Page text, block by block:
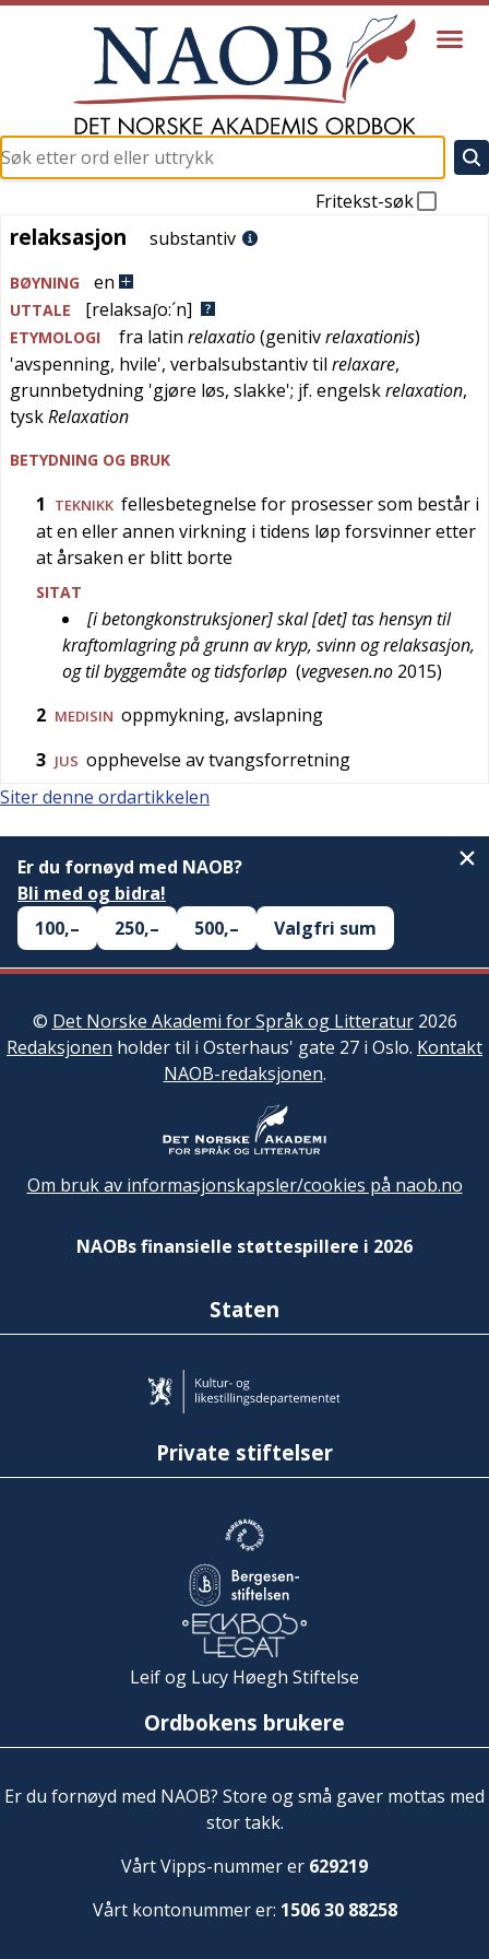
Fritekst-søk
relaksasjon
relaksasjon substantiv
BØYNING en
UTTALE [relaksaʃo:´n]
ETYMOLOGI fra latin relaxatio(genitivrelaxationis)
'avspenning, hvile', verbalsubstantiv til relaxare,
grunnbetydning 'gjøre løs, slakke'; jf. engelskrelaxation,
tyskRelaxation
BETYDNING OG BRUK
1 TEKNIKK fellesbetegnelse for prosesser som består i
at en eller annen virkning i tidens løp forsvinner etter
at årsaken er blitt borte
SITAT
[i betongkonstruksjoner] skal [det] tas hensyn til
kraftomlagring på grunn av kryp, svinn og relaksasjon,
og til byggemåte og tidsforløp (vegvesen.no 2015)
2 MEDISIN oppmykning, avslapning
3 JUS opphevelse av tvangsforretning
Siter denne ordartikkelen
Er du fornøyd med NAOB?
Bli med og bidra!
100,–
250,– 500,– Valgfri sum
© Det Norske Akademi for Språk og Litteratur2026
Redaksjonen holder til i Osterhaus' gate 27 i Oslo. Kontakt
NAOB-redaksjonen.
Om bruk av informasjonskapsler/cookies på naob.no
NAOBs finansielle støttespillere i 2026
Staten
Private stiftelser
Leif og Lucy Høegh Stiftelse
Ordbokens brukere
Er du fornøyd med NAOB? Store og små gaver mottas med
stor takk.
Vårt Vipps-nummer er 629219
Vårt kontonummer er: 1506 30 88258